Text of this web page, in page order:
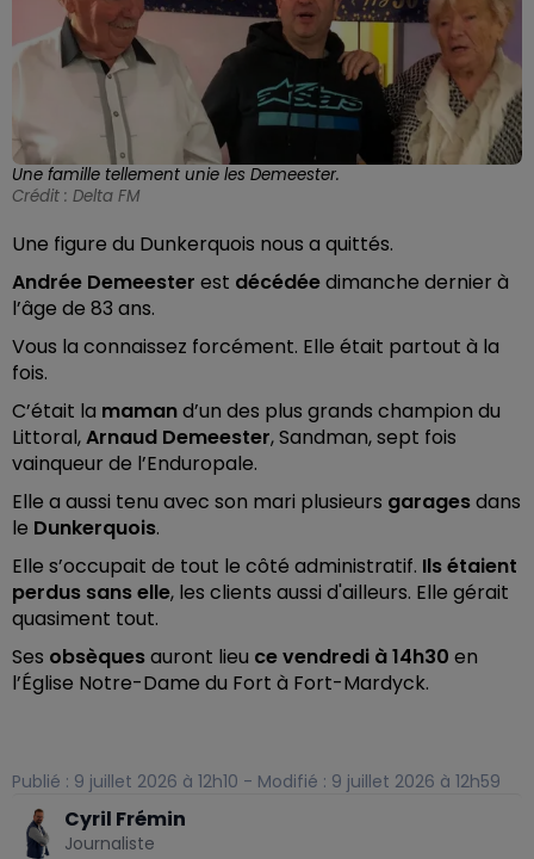
Une famille tellement unie les Demeester.
Crédit : Delta FM
Une figure du Dunkerquois nous a quittés.
Andrée Demeester est décédéedimanche dernier à
l’âge de 83 ans.
Vous la connaissez forcément. Elle était partout à la
fois.
C’était la mamand’un des plus grands champion du
Littoral,Arnaud Demeester, Sandman, sept fois
vainqueur de l’Enduropale.
Elle a aussi tenu avec son mari plusieurs garagesdans
le Dunkerquois.
Elle s’occupait de tout le côté administratif. Ils étaient
perdus sans elle, les clients aussi d'ailleurs. Elle gérait
quasiment tout.
Ses obsèquesauront lieu ce vendredi à 14h30 en
l’Église Notre-Dame du Fort à Fort-Mardyck.
Publié : 9 juillet 2026 à 12h10 - Modifié : 9 juillet 2026 à 12h59
Cyril Frémin
Journaliste